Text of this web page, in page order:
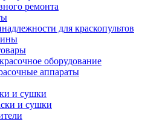
ремонта
для краскопультов
оборудование
аппараты
и сушки
и сушки